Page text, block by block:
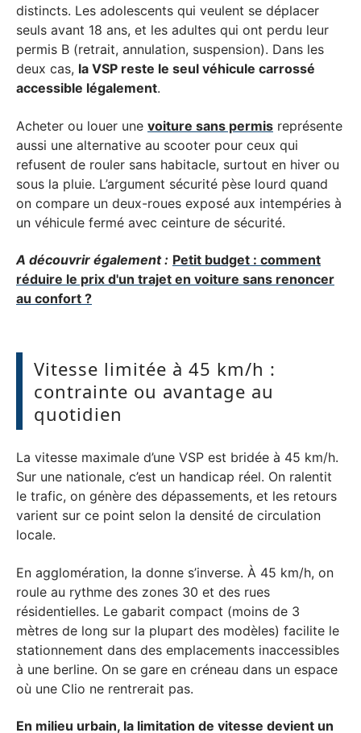
distincts. Les adolescents qui veulent se déplacer
seuls avant 18 ans, et les adultes qui ont perdu leur
permis B (retrait, annulation, suspension). Dans les
deux cas, la VSP reste le seul véhicule carrossé
accessible légalement.
Acheter ou louer une voiture sans permis représente
aussi une alternative au scooter pour ceux qui
refusent de rouler sans habitacle, surtout en hiver ou
sous la pluie. L’argument sécurité pèse lourd quand
on compare un deux-roues exposé aux intempéries à
un véhicule fermé avec ceinture de sécurité.
A découvrir également : Petit budget : comment
réduire le prix d'un trajet en voiture sans renoncer
au confort ?
Vitesse limitée à 45 km/h :
contrainte ou avantage au
quotidien
La vitesse maximale d’une VSP est bridée à 45 km/h.
Sur une nationale, c’est un handicap réel. On ralentit
le trafic, on génère des dépassements, et les retours
varient sur ce point selon la densité de circulation
locale.
En agglomération, la donne s’inverse. À 45 km/h, on
roule au rythme des zones 30 et des rues
résidentielles. Le gabarit compact (moins de 3
mètres de long sur la plupart des modèles) facilite le
stationnement dans des emplacements inaccessibles
à une berline. On se gare en créneau dans un espace
où une Clio ne rentrerait pas.
En milieu urbain, la limitation de vitesse devient un